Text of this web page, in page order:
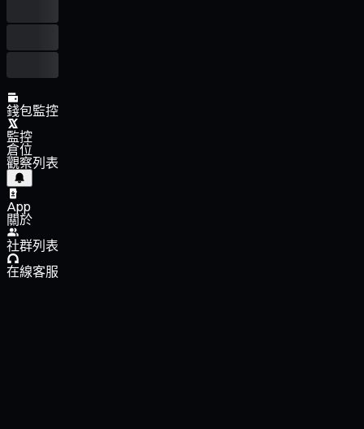
錢包監控
監控
倉位
觀察列表
App
關於
社群列表
在線客服